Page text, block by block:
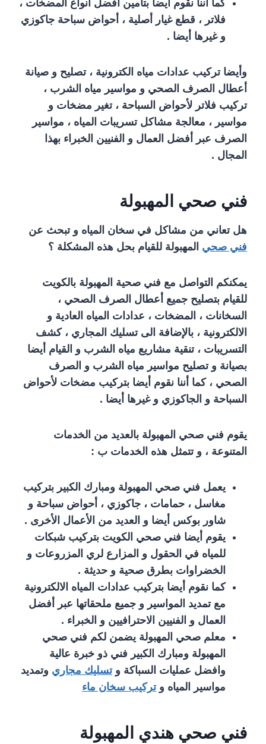
كما أننا نقوم أيضا بتأمين أفضل أنواع المضخات ،
فلاتر ، قطع غيار أصلية ، أحواض سباحة جاكوزي
و غيرها أيضا .
وأيضا تركيب عدادات مياه الكترونية ، تصليح و صيانة
أعطال الصرف الصحي و مواسير مياه الشرب ،
تركيب فلاتر لأحواض السباحة ، تغير مضخات و
مواسير ، معالجة مشاكل تسريبات المياه ، مواسير
الصرف عبر أفضل العمال و الفنيين الخبراء بهذا
المجال .
فني صحي المهبولة
هل تعاني من مشاكل في سخان المياه و تبحث عن
فني صحي المهبولة للقيام بحل هذه المشكلة ؟
يمكنكم التواصل مع فني صحية المهبولة بالكويت
للقيام بتصليح جميع أعطال الصرف الصحي ،
السخانات ، المضخات ، عدادات المياه العادية و
الالكترونية ، بالإضافة الى تسليك المجاري ، كشف
التسريبات ، تنقية مشاريع مياه الشرب و القيام أيضا
بصيانة و تصليح مواسير مياه الشرب و الصرف
الصحي ، كما أننا نقوم أيضا بتركيب مضخات لأحواض
السباحة و الجاكوزي و غيرها أيضا .
يقوم فني صحي المهبولة بالعديد من الخدمات
المتنوعة ، و تتمثل هذه الخدمات ب :
يعمل فني صحي المهبولة ومبارك الكبير بتركيب
مغاسل ، حمامات ، جاكوزي ، أحواض سباحة و
شاور بوكس أيضا و العديد من الأعمال الأخرى .
يقوم أيضا فني صحي الكويت بتركيب شبكات
للمياه في الحقول و المزارع لري المزروعات و
الخضراوات بطرق صحية و حديثة .
كما نقوم أيضا بتركيب عدادات المياه الالكترونية
مع تمديد المواسير و جميع ملحقاتها عبر أفضل
العمال و الفنيين الاحترافيين و الخبراء .
معلم صحي المهبولة يضمن لكم فني صحي
المهبولة ومبارك الكبير فني ذو خبرة عالية
وافضل عمليات السباكة وتسليك مجاري وتمديد
مواسير المياه وتركيب سخان ماء
فني صحي هندي المهبولة